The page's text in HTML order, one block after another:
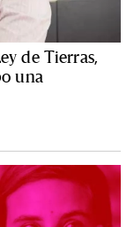
de Tierras,
una